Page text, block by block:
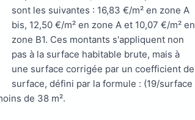
sont les suivantes : 16,83 €/m² en zone A
bis, 12,50 €/m² en zone A et 10,07 €/m² en
zone B1. Ces montants s'appliquent non
pas à la surface habitable brute, mais à
une surface corrigée par un coefficient de
surface, défini par la formule : (19/surface
de 38 m².